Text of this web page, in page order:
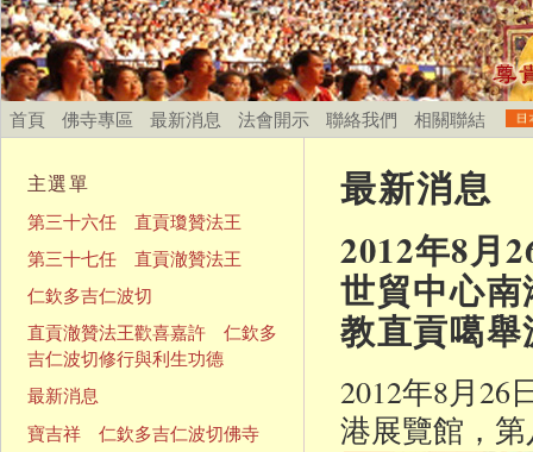
首頁 佛寺專區 最新消息 法會開示 聯絡我們 相關聯結
最新消息
2012年8月
世貿中心
教直貢噶
2012年8月
港展覽館，
主選單
第三十六任 直貢瓊贊法王
第三十七任 直貢澈贊法王
仁欽多吉仁波切
直貢澈贊法王歡喜嘉許 仁欽多
吉仁波切修行與利生功德
最新消息
寶吉祥 仁欽多吉仁波切佛寺